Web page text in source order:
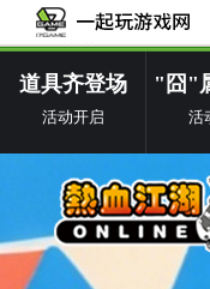
道具齐登场
活动开启
"囧"
活